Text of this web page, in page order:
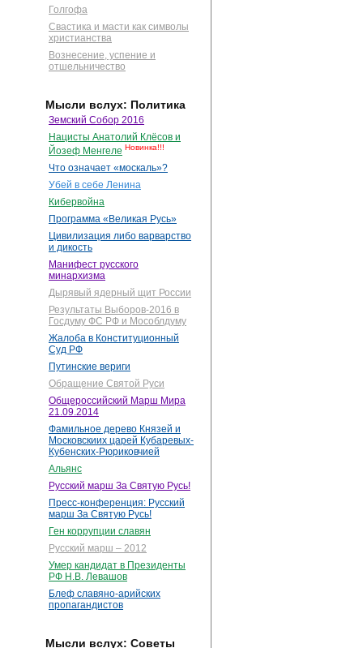
Голгофа
Свастика и масти как символы
христианства
Вознесение, успение и
отшельничество
Мысли вслух: Политика
Земский Собор 2016
Нацисты Анатолий Клёсов и
Йозеф Менгеле Новинка!!!
Что означает «москаль»?
Убей в себе Ленина
Кибервойна
Программа «Великая Русь»
Цивилизация либо варварство
и дикость
Манифест русского
минархизма
Дырявый ядерный щит России
Результаты Выборов-2016 в
Госдуму ФС РФ и Мособлдуму
Жалоба в Конституционный
Суд РФ
Путинские вериги
Обращение Святой Руси
Общероссийский Марш Мира
21.09.2014
Фамильное дерево Князей и
Московскиих царей Кубаревых-
Кубенских-Рюриковчией
Альянс
Русский марш За Святую Русь!
Пресс-конференция: Русский
марш За Святую Русь!
Ген коррупции славян
Русский марш – 2012
Умер кандидат в Президенты
РФ Н.В. Левашов
Блеф славяно-арийских
пропагандистов
Мысли вслух: Советы